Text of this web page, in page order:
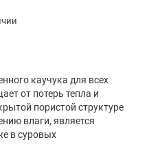
каучука для всех
от потерь тепла и
пористой структуре
влаги, является
в суровых